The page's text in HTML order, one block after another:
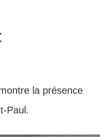
la présence
Paul.